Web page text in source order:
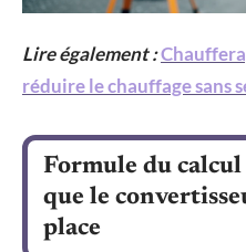
Lire également :
réduire le chauffage sans
Formule du calcul
que le
place